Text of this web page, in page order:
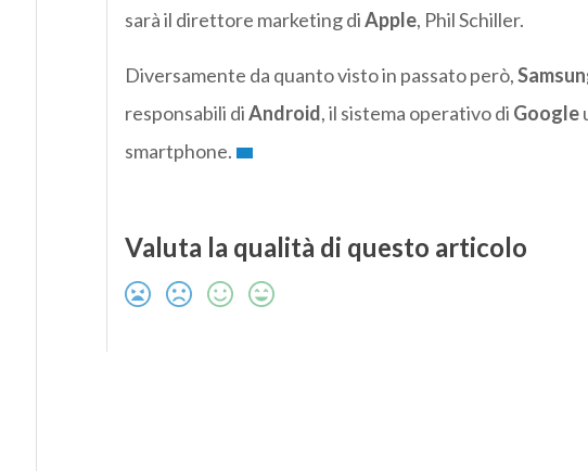
sarà il direttore marketing diApple, Phil Schiller.
Diversamente da quanto visto in passato però,
responsabili diAndroid, il sistema operativo di Google
smartphone.
Valuta la qualità di questo articolo